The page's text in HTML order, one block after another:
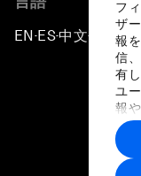
フ
ザ
報
信
有
ユ
報
に
ト
す。
EN ▪ ES▪中文▪ 日本語
プラ